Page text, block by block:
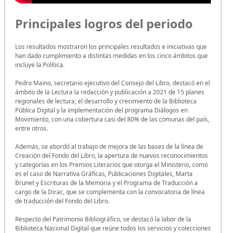
Principales logros del periodo
Los resultados mostraron los principales resultados e iniciativas que
han dado cumplimiento a distintas medidas en los cinco ámbitos que
incluye la Política.
Pedro Maino, secretario ejecutivo del Consejo del Libro, destacó en el
ámbito de la Lectura la redacción y publicación a 2021 de 15 planes
regionales de lectura; el desarrollo y crecimiento de la Biblioteca
Pública Digital y la implementación del programa Diálogos en
Movimiento, con una cobertura casi del 80% de las comunas del país,
entre otros.
Además, se abordó al trabajo de mejora de las bases de la línea de
Creación del Fondo del Libro, la apertura de nuevos reconocimientos
y categorías en los Premios Literarios que otorga el Ministerio, como
es el caso de Narrativa Gráficas, Publicaciones Digitales, Marta
Brunet y Escrituras de la Memoria y el Programa de Traducción a
cargo de la Dirac, que se complementa con la convocatoria de línea
de traducción del Fondo del Libro.
Respecto del Patrimonio Bibliográfico, se destacó la labor de la
Biblioteca Nacional Digital que reúne todos los servicios y colecciones